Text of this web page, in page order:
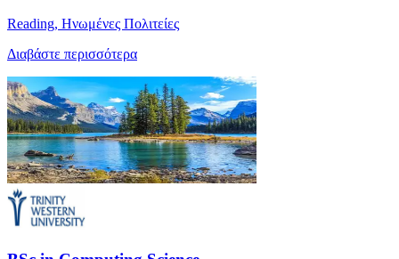
Reading, Ηνωμένες Πολιτείες
Διαβάστε περισσότερα